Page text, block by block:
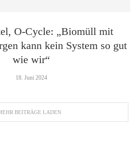
O-Cycle: „Biomüll mit
kann kein System so gut
wie wir“
18. Juni 2024
BEITRÄGE LADEN